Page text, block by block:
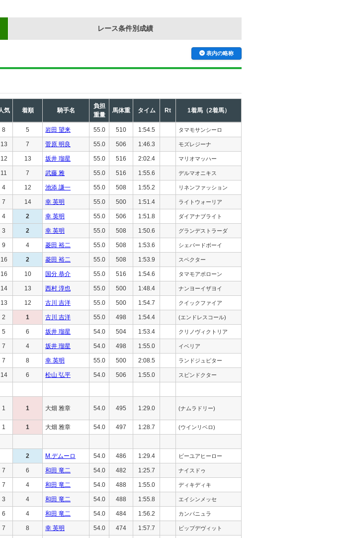
レース条件別成績
表内の略称
気 着順 騎手名
負担
重量
馬体重 タイム Rt 1着馬（2着馬）
8 5 岩田 望来 55.0 510 1:54.5 タマモサンシーロ
13 7 菅原 明良 55.0 506 1:46.3 モズレジーナ
12 13 坂井 瑠星 55.0 516 2:02.4 マリオマッハー
11 7 武藤 雅 55.0 516 1:55.6 デルマオニキス
4 12 池添 謙一 55.0 508 1:55.2 リネンファッション
7 14 幸 英明 55.0 500 1:51.4 ライトウォーリア
4 2 幸 英明 55.0 506 1:51.8 ダイアナブライト
3 2 幸 英明 55.0 508 1:50.6 グランデストラーダ
9 4 菱田 裕二 55.0 508 1:53.6 シェパードボーイ
16 2 菱田 裕二 55.0 508 1:53.9 スペクター
16 10 国分 恭介 55.0 516 1:54.6 タマモアポローン
14 13 西村 淳也 55.0 500 1:48.4 ナンヨーイザヨイ
13 12 古川 吉洋 55.0 500 1:54.7 クイックファイア
2 1 古川 吉洋 55.0 498 1:54.4 (エンドレスコール)
5 6 坂井 瑠星 54.0 504 1:53.4 クリノヴィクトリア
7 4 坂井 瑠星 54.0 498 1:55.0 イベリア
7 8 幸 英明 55.0 500 2:08.5 ランドジュピター
14 6 松山 弘平 54.0 506 1:55.0 スピンドクター
1 1 大畑 雅章 54.0 495 1:29.0 (ナムラドリー)
1 1 大畑 雅章 54.0 497 1:28.7 (ウインリベロ)
2 M.デムーロ 54.0 486 1:29.4 ビーユアヒーロー
7 6 和田 竜二 54.0 482 1:25.7 ナイスドゥ
7 4 和田 竜二 54.0 488 1:55.0 ディキディキ
3 4 和田 竜二 54.0 488 1:55.8 エイシンメッセ
6 4 和田 竜二 54.0 484 1:56.2 カンパニュラ
7 8 幸 英明 54.0 474 1:57.7 ビップデヴィット